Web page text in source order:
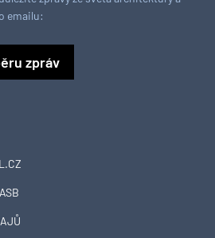
emailu:
zpráv